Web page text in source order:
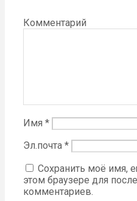
Комментарий
Имя *
Эл.почта *
Сохранить моё имя,
этом браузере для
комментариев.